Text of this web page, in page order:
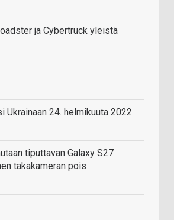
ja Cybertruck yleistä
Ukrainaan 24. helmikuuta 2022
tiputtavan Galaxy S27
takakameran pois